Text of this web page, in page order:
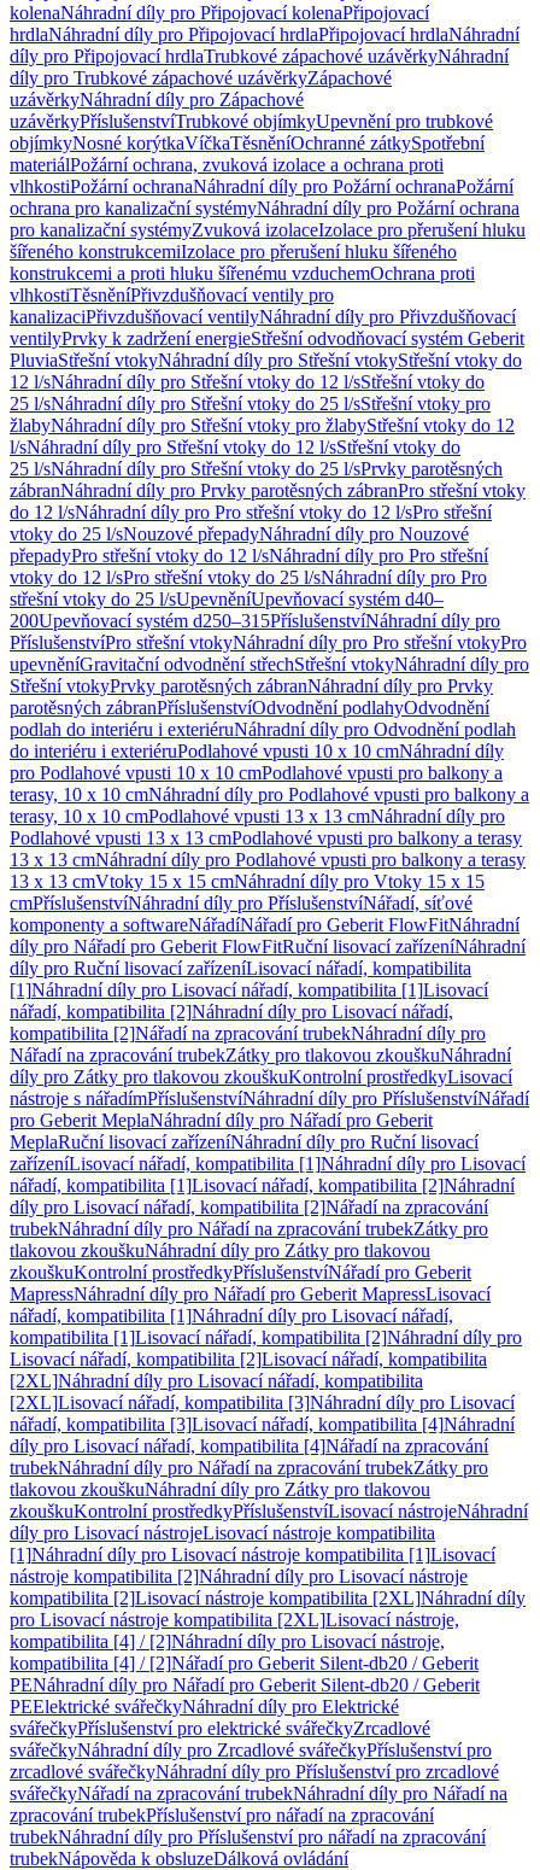
kolenaNáhradní díly pro Připojovací kolenaPřipojovací
hrdlaNáhradní díly pro Připojovací hrdlaPřipojovací hrdlaNáhradní
díly pro Připojovací hrdlaTrubkové zápachové uzávěrkyNáhradní
díly pro Trubkové zápachové uzávěrkyZápachové
uzávěrkyNáhradní díly pro Zápachové
uzávěrkyPříslušenstvíTrubkové objímkyUpevnění pro trubkové
objímkyNosné korýtkaVíčkaTěsněníOchranné zátkySpotřební
materiálPožární ochrana, zvuková izolace a ochrana proti
vlhkostiPožární ochranaNáhradní díly pro Požární ochranaPožární
ochrana pro kanalizační systémyNáhradní díly pro Požární ochrana
pro kanalizační systémyZvuková izolaceIzolace pro přerušení hluku
šířeného konstrukcemiIzolace pro přerušení hluku šířeného
konstrukcemi a proti hluku šířenému vzduchemOchrana proti
vlhkostiTěsněníPřivzdušňovací ventily pro
kanalizaciPřivzdušňovací ventilyNáhradní díly pro Přivzdušňovací
ventilyPrvky k zadržení energieStřešní odvodňovací systém Geberit
PluviaStřešní vtokyNáhradní díly pro Střešní vtokyStřešní vtoky do
12 l/sNáhradní díly pro Střešní vtoky do 12 l/sStřešní vtoky do
25 l/sNáhradní díly pro Střešní vtoky do 25 l/sStřešní vtoky pro
žlabyNáhradní díly pro Střešní vtoky pro žlabyStřešní vtoky do 12
l/sNáhradní díly pro Střešní vtoky do 12 l/sStřešní vtoky do
25 l/sNáhradní díly pro Střešní vtoky do 25 l/sPrvky parotěsných
zábranNáhradní díly pro Prvky parotěsných zábranPro střešní vtoky
do 12 l/sNáhradní díly pro Pro střešní vtoky do 12 l/sPro střešní
vtoky do 25 l/sNouzové přepadyNáhradní díly pro Nouzové
přepadyPro střešní vtoky do 12 l/sNáhradní díly pro Pro střešní
vtoky do 12 l/sPro střešní vtoky do 25 l/sNáhradní díly pro Pro
střešní vtoky do 25 l/sUpevněníUpevňovací systém d40–
200Upevňovací systém d250–315PříslušenstvíNáhradní díly pro
PříslušenstvíPro střešní vtokyNáhradní díly pro Pro střešní vtokyPro
upevněníGravitační odvodnění střechStřešní vtokyNáhradní díly pro
Střešní vtokyPrvky parotěsných zábranNáhradní díly pro Prvky
parotěsných zábranPříslušenstvíOdvodnění podlahyOdvodnění
podlah do interiéru i exteriéruNáhradní díly pro Odvodnění podlah
do interiéru i exteriéruPodlahové vpusti 10 x 10 cmNáhradní díly
pro Podlahové vpusti 10 x 10 cmPodlahové vpusti pro balkony a
terasy, 10 x 10 cmNáhradní díly pro Podlahové vpusti pro balkony a
terasy, 10 x 10 cmPodlahové vpusti 13 x 13 cmNáhradní díly pro
Podlahové vpusti 13 x 13 cmPodlahové vpusti pro balkony a terasy
13 x 13 cmNáhradní díly pro Podlahové vpusti pro balkony a terasy
13 x 13 cmVtoky 15 x 15 cmNáhradní díly pro Vtoky 15 x 15
cmPříslušenstvíNáhradní díly pro PříslušenstvíNářadí, síťové
komponenty a softwareNářadíNářadí pro Geberit FlowFitNáhradní
díly pro Nářadí pro Geberit FlowFitRuční lisovací zařízeníNáhradní
díly pro Ruční lisovací zařízeníLisovací nářadí, kompatibilita
[1]Náhradní díly pro Lisovací nářadí, kompatibilita [1]Lisovací
nářadí, kompatibilita [2]Náhradní díly pro Lisovací nářadí,
kompatibilita [2]Nářadí na zpracování trubekNáhradní díly pro
Nářadí na zpracování trubekZátky pro tlakovou zkouškuNáhradní
díly pro Zátky pro tlakovou zkouškuKontrolní prostředkyLisovací
nástroje s nářadímPříslušenstvíNáhradní díly pro PříslušenstvíNářadí
pro Geberit MeplaNáhradní díly pro Nářadí pro Geberit
MeplaRuční lisovací zařízeníNáhradní díly pro Ruční lisovací
zařízeníLisovací nářadí, kompatibilita [1]Náhradní díly pro Lisovací
nářadí, kompatibilita [1]Lisovací nářadí, kompatibilita [2]Náhradní
díly pro Lisovací nářadí, kompatibilita [2]Nářadí na zpracování
trubekNáhradní díly pro Nářadí na zpracování trubekZátky pro
tlakovou zkouškuNáhradní díly pro Zátky pro tlakovou
zkouškuKontrolní prostředkyPříslušenstvíNářadí pro Geberit
MapressNáhradní díly pro Nářadí pro Geberit MapressLisovací
nářadí, kompatibilita [1]Náhradní díly pro Lisovací nářadí,
kompatibilita [1]Lisovací nářadí, kompatibilita [2]Náhradní díly pro
Lisovací nářadí, kompatibilita [2]Lisovací nářadí, kompatibilita
[2XL]Náhradní díly pro Lisovací nářadí, kompatibilita
[2XL]Lisovací nářadí, kompatibilita [3]Náhradní díly pro Lisovací
nářadí, kompatibilita [3]Lisovací nářadí, kompatibilita [4]Náhradní
díly pro Lisovací nářadí, kompatibilita [4]Nářadí na zpracování
trubekNáhradní díly pro Nářadí na zpracování trubekZátky pro
tlakovou zkouškuNáhradní díly pro Zátky pro tlakovou
zkouškuKontrolní prostředkyPříslušenstvíLisovací nástrojeNáhradní
díly pro Lisovací nástrojeLisovací nástroje kompatibilita
[1]Náhradní díly pro Lisovací nástroje kompatibilita [1]Lisovací
nástroje kompatibilita [2]Náhradní díly pro Lisovací nástroje
kompatibilita [2]Lisovací nástroje kompatibilita [2XL]Náhradní díly
pro Lisovací nástroje kompatibilita [2XL]Lisovací nástroje,
kompatibilita [4] / [2]Náhradní díly pro Lisovací nástroje,
kompatibilita [4] / [2]Nářadí pro Geberit Silent-db20 / Geberit
PENáhradní díly pro Nářadí pro Geberit Silent-db20 / Geberit
PEElektrické svářečkyNáhradní díly pro Elektrické
svářečkyPříslušenství pro elektrické svářečkyZrcadlové
svářečkyNáhradní díly pro Zrcadlové svářečkyPříslušenství pro
zrcadlové svářečkyNáhradní díly pro Příslušenství pro zrcadlové
svářečkyNářadí na zpracování trubekNáhradní díly pro Nářadí na
zpracování trubekPříslušenství pro nářadí na zpracování
trubekNáhradní díly pro Příslušenství pro nářadí na zpracování
trubekNápověda k obsluzeDálková ovládání